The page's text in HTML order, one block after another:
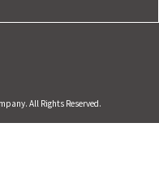
All Rights Reserved.